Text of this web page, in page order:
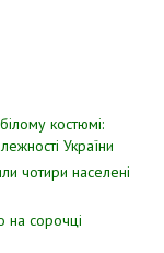
костюмі:
України
чотири наcелені
нa copoчцi